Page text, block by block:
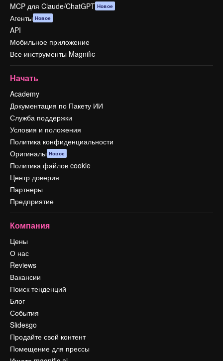
MCP для Claude/ChatGPT Новое
Агенты Новое
API
Мобильное приложение
Все инструменты Magnific
Начать
Academy
Документация по Пакету ИИ
Служба поддержки
Условия и положения
Политика конфиденциальности
Оригиналы Новое
Политика файлов cookie
Центр доверия
Партнеры
Предприятие
Компания
Цены
О нас
Reviews
Вакансии
Поиск тенденций
Блог
События
Slidesgo
Продайте свой контент
Помещение для прессы